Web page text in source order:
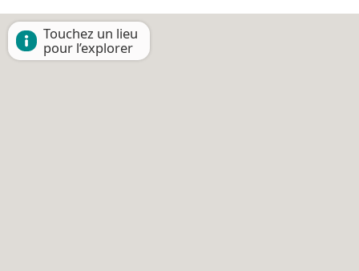
Touchez un lieu
pour l’explorer